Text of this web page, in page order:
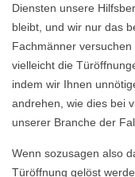
Diensten unsere
bleibt, und wir nur das
Fachmänner
vielleicht die
indem wir Ihnen
andrehen, wie dies bei
unserer Branche der
Wenn sozusagen also
Türöffnung gelöst